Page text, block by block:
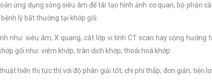
ứng dụng sóng siêu âm để tái tạo hình ảnh cơ quan, bộ phận
lý bất thường tại khớp gối.
như: siêu âm, X quang, cắt lớp vi tính CT scan hay cộng
gối như: viêm khớp, tràn dịch khớp, thoái hoá khớp…
hiển thị tức thì với độ phân giải tốt, chi phí thấp, đơn giản, tiện